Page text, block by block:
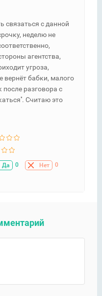
связаться с данной
неделю не
агентства,
угроза,
вернёт бабки, малого
разговора с
Считаю это
Да 0 Нет
0